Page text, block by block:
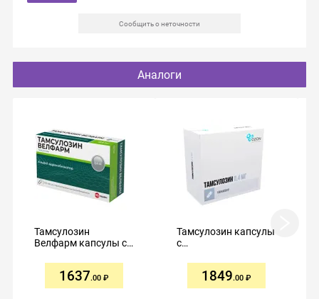
Сообщить о неточности
Аналоги
Тамсулозин
Велфарм капсулы с
высвобождением
0,4мг №100
1637.00
Тамсулозин капсулы
с
высвобождением
0,4мг №100
1849.00